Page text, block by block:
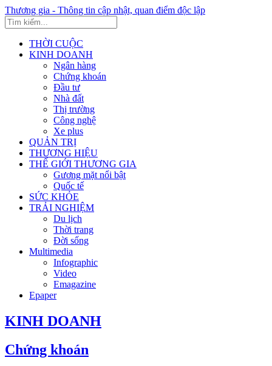
Thương gia - Thông tin cập nhật, quan điểm độc lập
THỜI CUỘC
KINH DOANH
Ngân hàng
Chứng khoán
Đầu tư
Nhà đất
Thị trường
Công nghệ
Xe plus
QUẢN TRỊ
THƯƠNG HIỆU
THẾ GIỚI THƯƠNG GIA
Gương mặt nổi bật
Quốc tế
SỨC KHỎE
TRẢI NGHIỆM
Du lịch
Thời trang
Đời sống
Multimedia
Infographic
Video
Emagazine
Epaper
KINH DOANH
Chứng khoán